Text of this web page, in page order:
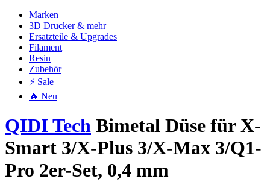
Marken
3D Drucker & mehr
Ersatzteile & Upgrades
Filament
Resin
Zubehör
⚡ Sale
🔥 Neu
QIDI Tech Bimetal Düse für X-
Smart 3/X-Plus 3/X-Max 3/Q1-
Pro 2er-Set, 0,4 mm